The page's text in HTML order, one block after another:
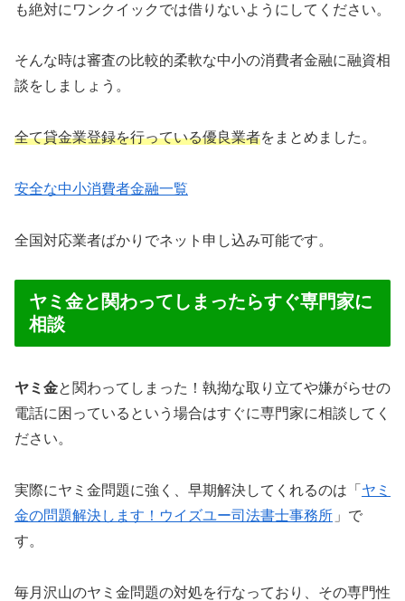
も絶対にワンクイックでは借りないようにしてください。
そんな時は審査の比較的柔軟な中小の消費者金融に融資相
談をしましょう。
全て貸金業登録を行っている優良業者をまとめました。
安全な中小消費者金融一覧
全国対応業者ばかりでネット申し込み可能です。
ヤミ金と関わってしまったらすぐ専門家に
相談
ヤミ金と関わってしまった！執拗な取り立てや嫌がらせの
電話に困っているという場合はすぐに専門家に相談してく
ださい。
実際にヤミ金問題に強く、早期解決してくれるのは「 ヤミ
金の問題解決します！ウイズユー司法書士事務所 」で
す。
毎月沢山のヤミ金問題の対処を行なっており、その専門性